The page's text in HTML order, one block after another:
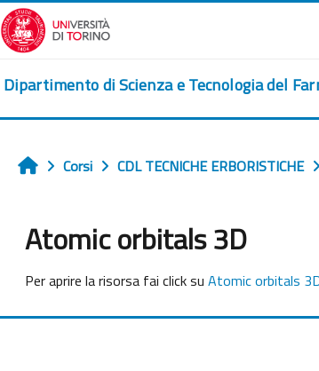
Vai al contenuto principale
Dipartimento di Scienza e Tecnologia del
Home
Corsi CDL TECNICHE ERBORISTICHE
Atomic orbitals 3D
Aggregazione dei criteri
Per aprire la risorsa fai click su Atomic orbitals